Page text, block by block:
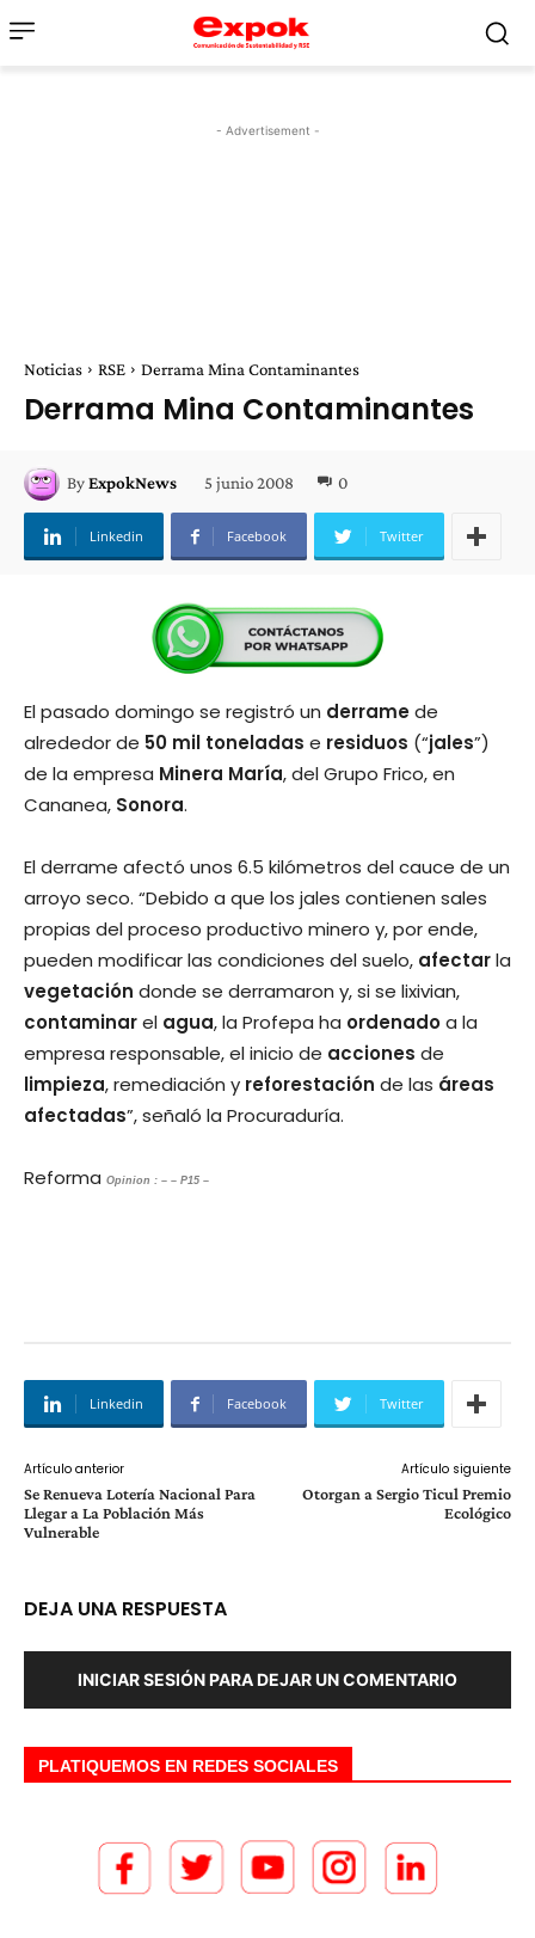
- Advertisement -
Noticias RSE Derrama Mina Contaminantes
Derrama Mina Contaminantes
ByExpokNews 5 junio 2008 0
Linkedin Facebook Twitter
El pasado domingo se registró un derramede
alrededor de 50 mil toneladas e residuos (“jales”)
de la empresa Minera María, del Grupo Frico, en
Cananea, Sonora.
El derrame afectó unos 6.5 kilómetros del cauce de un
arroyo seco. “Debido a que los jales contienen sales
propias del proceso productivo minero y, por ende,
pueden modificar las condiciones del suelo, afectarla
vegetación donde se derramaron y, si se lixivian,
contaminarel agua, la Profepa ha ordenadoa la
empresa responsable, el inicio de acciones de
limpieza, remediación y reforestación de las áreas
afectadas”, señaló la Procuraduría.
Reforma Opinion : – – P15 –
Linkedin Facebook Twitter
Artículo anterior
Se Renueva Lotería Nacional Para
Llegar a La Población Más
Vulnerable
Artículo siguiente
Otorgan a Sergio Ticul Premio
Ecológico
DEJA UNA RESPUESTA
INICIAR SESIÓN PARA DEJAR UN COMENTARIO
PLATIQUEMOS EN REDES SOCIALES